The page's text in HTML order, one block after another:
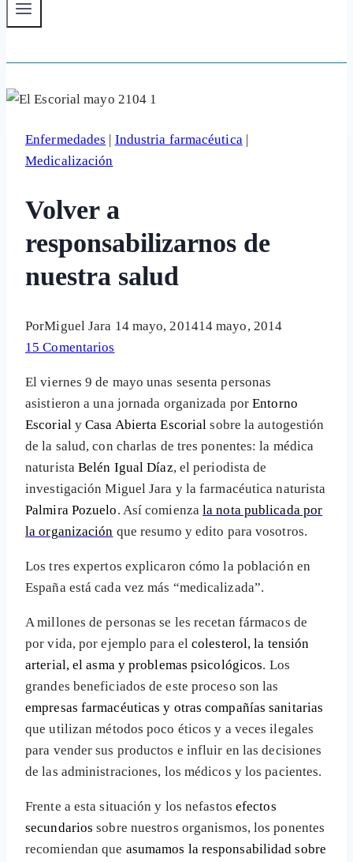
Enfermedades | Industria farmacéutica|
Medicalización
Volver a
responsabilizarnos de
nuestra salud
PorMiguel Jara 14 mayo, 201414 mayo, 2014
15 Comentarios
El viernes 9 de mayo unas sesenta personas
asistieron a una jornada organizada porEntorno
EscorialyCasa Abierta Escorial sobre la autogestión
de la salud, con charlas de tres ponentes: la médica
naturistaBelén Igual Díaz, el periodista de
investigación Miguel Jara y la farmacéutica naturista
Palmira Pozuelo. Así comienzala nota publicada por
la organización que resumo y edito para vosotros.
Los tres expertos explicaron cómo la población en
España está cada vez más “medicalizada”.
A millones de personas se les recetan fármacos de
por vida, por ejemplo para elcolesterol, la tensión
arterial, el asma y problemas psicológicos. Los
grandes beneficiados de este proceso son las
empresas farmacéuticas y otras compañías sanitarias
que utilizan métodos poco éticos y a veces ilegales
para vender sus productos e influir en las decisiones
de las administraciones, los médicos y los pacientes.
Frente a esta situación y los nefastos efectos
secundarios sobre nuestros organismos, los ponentes
recomiendan que asumamos la responsabilidad sobre